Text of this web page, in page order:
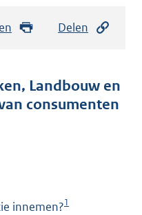
Delen
Landbouw en
consumenten
innemen?1